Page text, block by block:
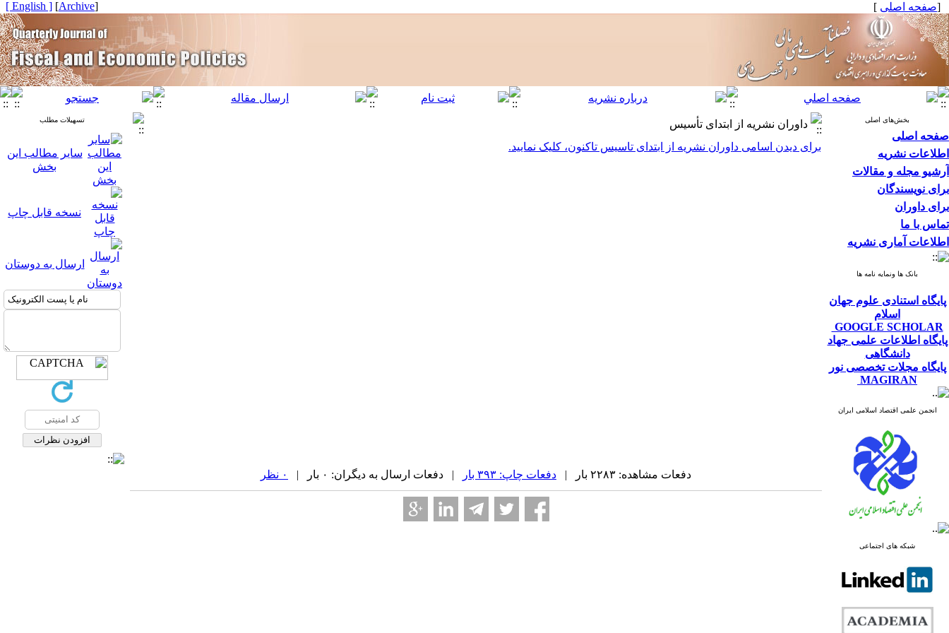
[صفحه اصلی ]
[
Archive
]
[ English ]
بخش‌های اصلی
صفحه اصلی
اطلاعات نشریه
آرشیو مجله و مقالات
برای نویسندگان
برای داوران
تماس با ما
اطلاعات آماری نشریه
بانک ها ونمایه نامه ها
پایگاه استنادی علوم جهان
اسلام
GOOGLE SCHOLAR
پایگاه اطلاعات علمی جهاد
دانشگاهی
پایگاه مجلات تخصصی نور
MAGIRAN
انجمن علمی اقتصاد اسلامی ایران
شبکه های اجتماعی
داوران نشریه از ابتدای تأسیس
برای دیدن اسامی داوران نشریه از ابتدای تاسیس تاکنون، کلیک نمایید.
تسهیلات مطلب
سایر مطالب این
بخش
نسخه قابل چاپ
ارسال به دوستان
دفعات مشاهده: ۲۲۸۳ بار | دفعات چاپ: ۳۹۳ بار | دفعات ارسال به دیگران: ۰ بار | ۰ نظر